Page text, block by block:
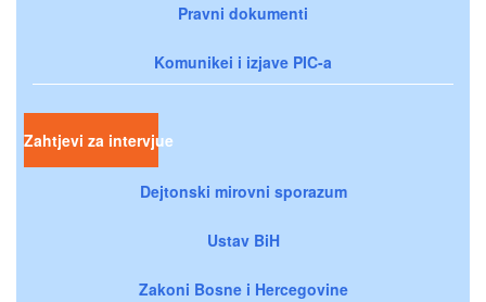
Pravni dokumenti
Komunikei i izjave PIC-a
Zahtjevi za intervjue
Dejtonski mirovni sporazum
Ustav BiH
Zakoni Bosne i Hercegovine